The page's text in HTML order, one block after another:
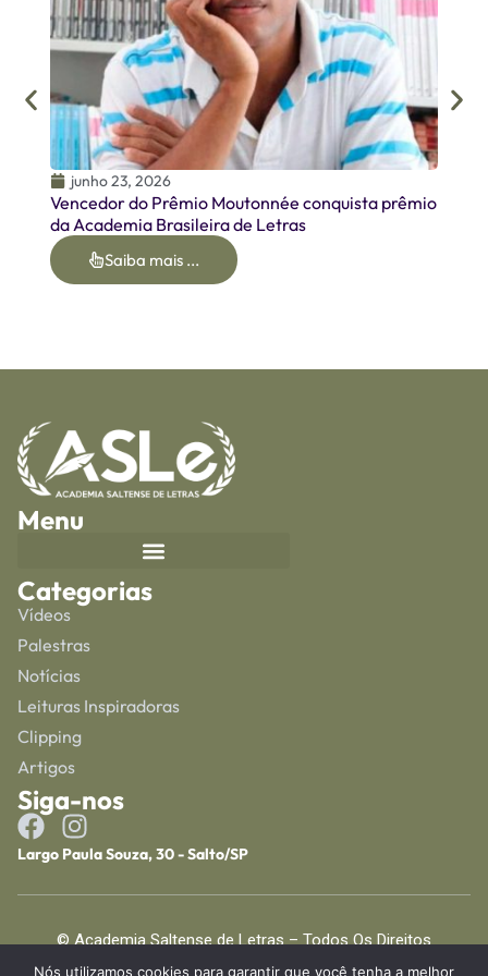
junho 23, 2026
Vencedor do Prêmio Moutonnée conquista prêmio
da Academia Brasileira de Letras
Saiba mais ...
Menu
Categorias
Vídeos
Palestras
Notícias
Leituras Inspiradoras
Clipping
Artigos
Siga-nos
Largo Paula Souza, 30 - Salto/SP
© Academia Saltense de Letras – Todos Os Direitos
Reservados
Nós utilizamos cookies para garantir que você tenha a melhor